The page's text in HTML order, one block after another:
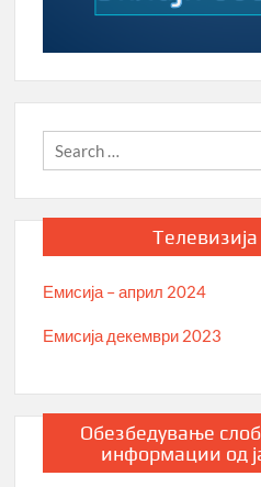
Емисија – април 2024
Емисија декември 2023
Обезбедување
информации од